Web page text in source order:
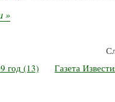
»
год (13)
Газета